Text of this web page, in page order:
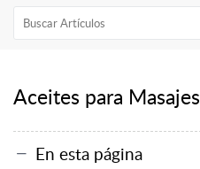
Aceites para Masajes
En esta página